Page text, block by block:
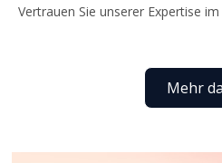
Vertrauen Sie unserer Expertise
Mehr